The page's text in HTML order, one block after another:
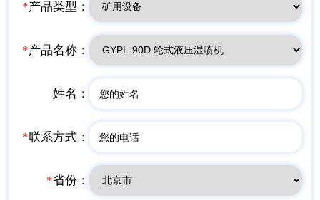
*产品类型：
*产品名称：
姓名：
*联系方式：
*省份：